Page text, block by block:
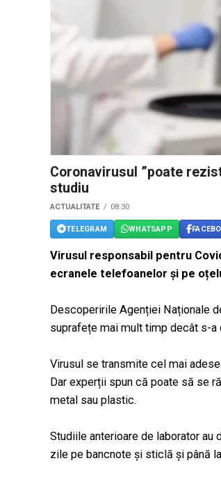
Coronavirusul ”poate
studiu
ACTUALITATE 08:30
TELEGRAM WHATSAPP
Virusul responsabil pentru
ecranele telefoanelor și pe
Descoperirile Agenției Naționale
suprafețe mai mult timp decât s-a
Virusul se transmite cel mai
Dar experții spun că poate să se
metal sau plastic.
Studiile anterioare de laborator
zile pe bancnote și sticlă și până